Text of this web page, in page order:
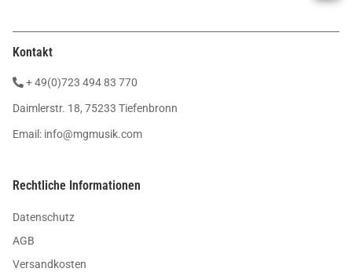
Kontakt
+ 49(0)723 494 83 770
Daimlerstr. 18, 75233 Tiefenbronn
Email: info@mgmusik.com
Rechtliche Informationen
Datenschutz
AGB
Versandkosten